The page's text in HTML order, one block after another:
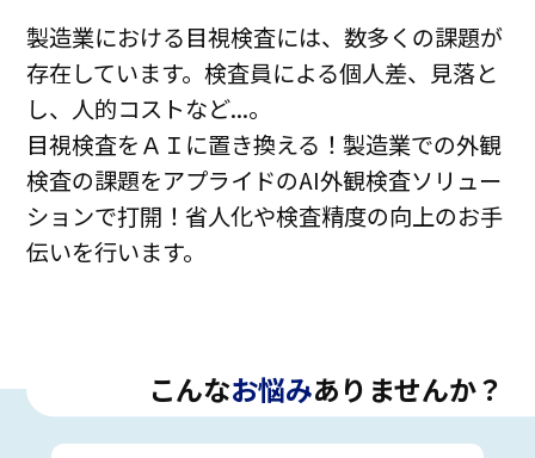
製造業における目視検査には、数多くの課題が
存在しています。検査員による個人差、見落と
し、人的コストなど...。
目視検査をＡＩに置き換える！製造業での外観
検査の課題をアプライドのAI外観検査ソリュー
ションで打開！省人化や検査精度の向上のお手
伝いを行います。
こんなお悩みありませんか？